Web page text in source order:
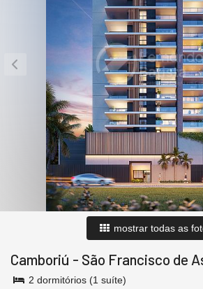
mostrar todas as
Camboriú - São Francisco de
2 dormitórios (1 suíte)